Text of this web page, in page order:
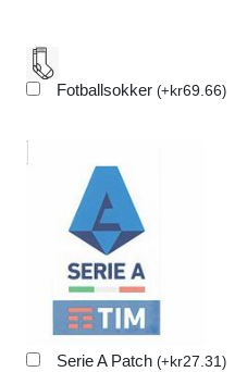
Fotballsokker (+kr69.66)
Serie A Patch (+kr27.31 )